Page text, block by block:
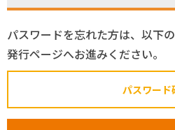
パスワードを忘れた方は、以下
発行ページへお進みください。
パスワード